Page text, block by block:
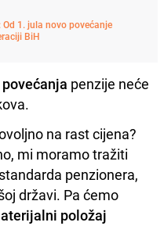
1. jula novo povećanje
BiH
penzije neće
na rast cijena?
mi moramo tražiti
penzionera,
državi. Pa ćemo
položaj